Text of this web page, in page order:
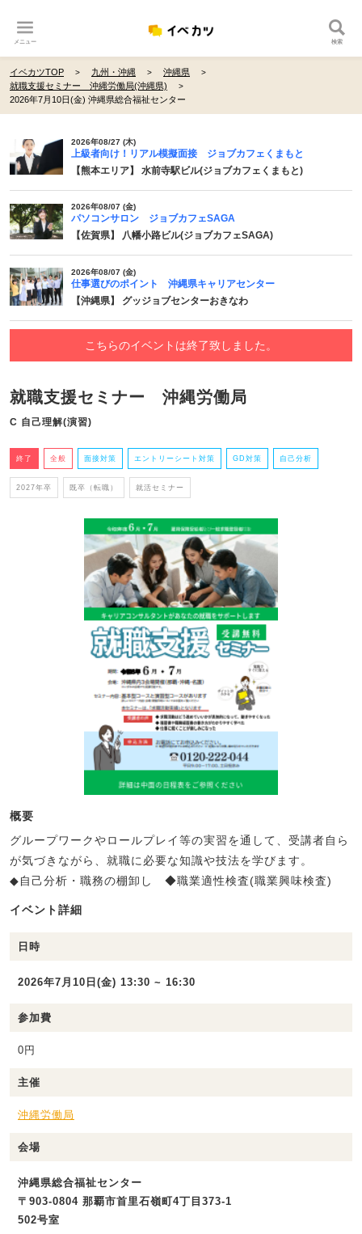
メニュー 検索
イベカツTOP 九州・沖縄
沖縄県
就職支援セミナー 沖縄労働局(沖縄県)
2026年7月10日(金) 沖縄県総合福祉センター
2026年08/27 (木)
上級者向け！リアル模擬面接 ジョブカフェくまもと
【熊本エリア】 水前寺駅ビル(ジョブカフェくまもと)
2026年08/07 (金)
パソコンサロン ジョブカフェSAGA
【佐賀県】 八幡小路ビル(ジョブカフェSAGA)
2026年08/07 (金)
仕事選びのポイント 沖縄県キャリアセンター
【沖縄県】 グッジョブセンターおきなわ
こちらのイベントは終了致しました。
就職支援セミナー 沖縄労働局
C 自己理解(演習)
終了 全般 面接対策 エントリーシート対策 GD対策 自己分析
2027年卒 既卒（転職） 就活セミナー
概要
グループワークやロールプレイ等の実習を通して、受講者自ら
が気づきながら、就職に必要な知識や技法を学びます。
◆自己分析・職務の棚卸し ◆職業適性検査(職業興味検査)
イベント詳細
日時
2026年7月10日(金) 13:30 ~ 16:30
参加費
0円
主催
沖縄労働局
会場
沖縄県総合福祉センター
〒903-0804 那覇市首里石嶺町4丁目373-1
502号室